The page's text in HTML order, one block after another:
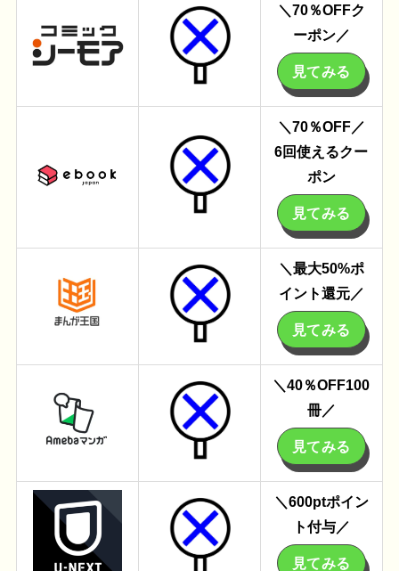
＼70％OFFク
ーポン／
見てみる
＼70％OFF／
6回使えるクー
ポン
見てみる
＼最大50%ポ
イント還元／
見てみる
＼40％OFF100
冊／
見てみる
＼600ptポイン
ト付与／
見てみる